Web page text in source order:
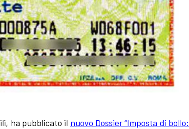
ha pubblicato il nuovo Dossier “Imposta di bollo: